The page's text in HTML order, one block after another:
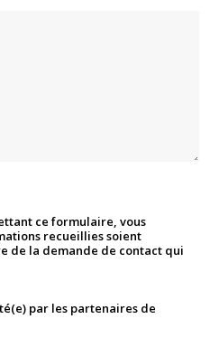
ce formulaire, vous
recueillies soient
de la demande de contact qui
par les partenaires de